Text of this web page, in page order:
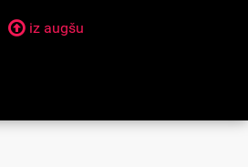
iz augšu